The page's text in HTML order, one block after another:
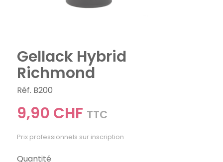
Gellack Hybrid
Richmond
Réf. B200
9,90 CHF TTC
Prix professionnels sur inscription
Quantité